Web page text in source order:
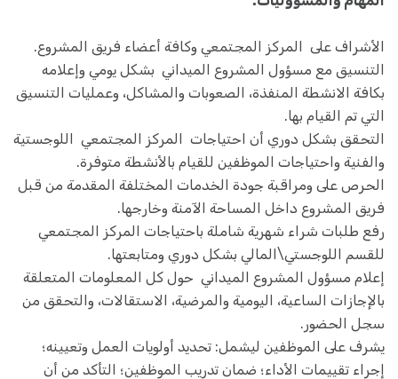
الأشراف على المركز المجتمعي وكافة أعضاء فريق المشروع.
التنسيق مع مسؤول المشروع الميداني بشكل يومي وإعلامه
بكافة الانشطة المنفذة، الصعوبات والمشاكل، وعمليات التنسيق
التي تم القيام بها.
التحقق بشكل دوري أن احتياجات المركز المجتمعي اللوجستية
والفنية واحتياجات الموظفين للقيام بالأنشطة متوفرة.
الحرص على ومراقبة جودة الخدمات المختلفة المقدمة من قبل
فريق المشروع داخل المساحة الآمنة وخارجها.
رفع طلبات شراء شهرية شاملة باحتياجات المركز المجتمعي
للقسم اللوجستي\المالي بشكل دوري ومتابعتها.
إعلام مسؤول المشروع الميداني حول كل المعلومات المتعلقة
بالإجازات الساعية، اليومية والمرضية، الاستقالات، والتحقق من
سجل الحضور.
يشرف على الموظفين ليشمل: تحديد أولويات العمل وتعيينه؛
إجراء تقييمات الأداء؛ ضمان تدريب الموظفين؛ التأكد من أن